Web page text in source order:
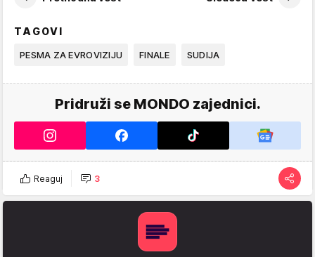
TAGOVI
PESMA ZA EVROVIZIJU FINALE SUDIJA
Pridruži se MONDO zajednici.
Reaguj 3